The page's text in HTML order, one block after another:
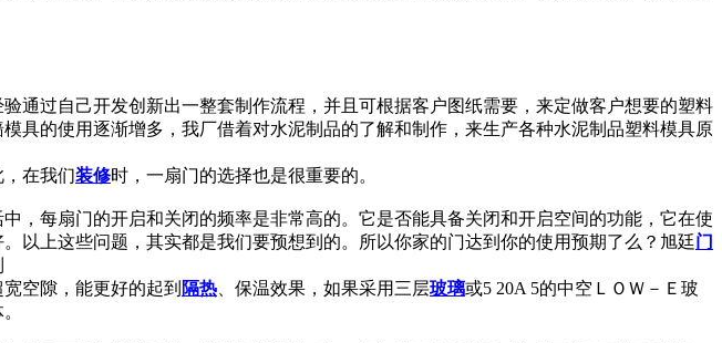
通过自己开发创新出一整套制作流程，并且可根据客户图纸需要，来定做客户想要的塑料
具的使用逐渐增多，我厂借着对水泥制品的了解和制作，来生产各种水泥制品塑料模具原
在我们装修时，一扇门的选择也是很重要的。
，每扇门的开启和关闭的频率是非常高的。它是否能具备关闭和开启空间的功能，它在使
以上这些问题，其实都是我们要预想到的。所以你家的门达到你的使用预期了么？旭廷门
空隙，能更好的起到 隔热 、保温效果，如果采用三层玻璃或5 20A 5的中空ＬＯＷ－Ｅ玻